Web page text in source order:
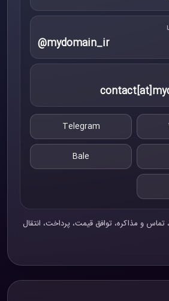
@mydomain_ir
Telegram
Bale
تماس و مذاکره، توافق قیمت، پرداخت، انتقال